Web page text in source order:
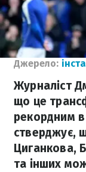
Джерело:
Журналіст
що це
рекордним в
стверджує,
Циганкова,
та інших